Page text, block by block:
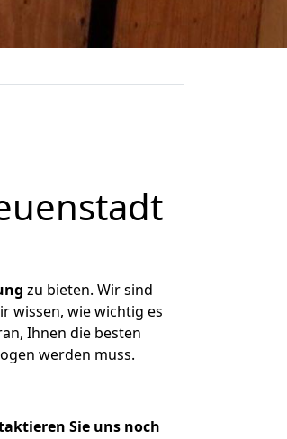
zu bieten. Wir sind
wissen, wie wichtig es
Ihnen die besten
werden muss.
Sie uns noch